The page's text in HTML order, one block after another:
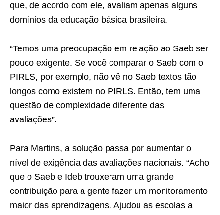
que, de acordo com ele, avaliam apenas alguns
domínios da educação básica brasileira.
“Temos uma preocupação em relação ao Saeb ser
pouco exigente. Se você comparar o Saeb com o
PIRLS, por exemplo, não vê no Saeb textos tão
longos como existem no PIRLS. Então, tem uma
questão de complexidade diferente das
avaliações”.
Para Martins, a solução passa por aumentar o
nível de exigência das avaliações nacionais. “Acho
que o Saeb e Ideb trouxeram uma grande
contribuição para a gente fazer um monitoramento
maior das aprendizagens. Ajudou as escolas a